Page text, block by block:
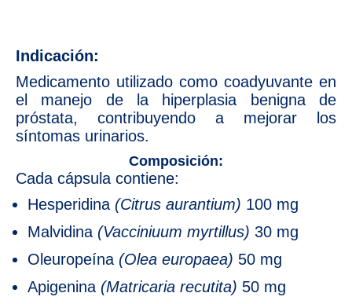
Indicación:
Medicamento utilizado como coadyuvante en
el manejo de la hiperplasia benigna de
próstata, contribuyendo a mejorar los
síntomas urinarios.
Composición:
Cada cápsula contiene:
Hesperidina (Citrus aurantium) 100 mg
Malvidina (Vacciniuum myrtillus) 30 mg
Oleuropeína (Olea europaea) 50 mg
Apigenina (Matricaria recutita) 50 mg